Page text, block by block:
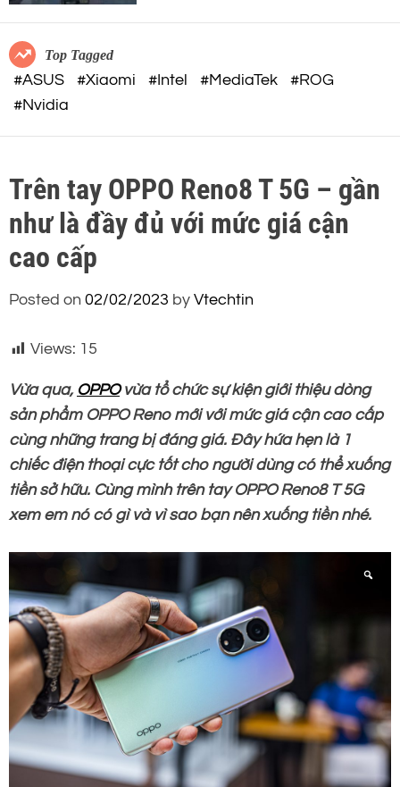
c
m
o
d
Top Tagged
#ASUS #Xiaomi #Intel #MediaTek
#ROG
#Nvidia
Trên tay OPPO Reno8 T 5G – gần
như là đầy đủ với mức giá cận
cao cấp
Posted on 02/02/2023 by Vtechtin
Views: 15
Vừa qua, OPPOvừa tổ chức sự kiện giới thiệu dòng
sản phẩm OPPO Reno mới với mức giá cận cao cấp
cùng những trang bị đáng giá. Đây hứa hẹn là 1
chiếc điện thoại cực tốt cho người dùng có thể xuống
tiền sở hữu. Cùng mình trên tay OPPO Reno8 T 5G
xem em nó có gì và vì sao bạn nên xuống tiền nhé.